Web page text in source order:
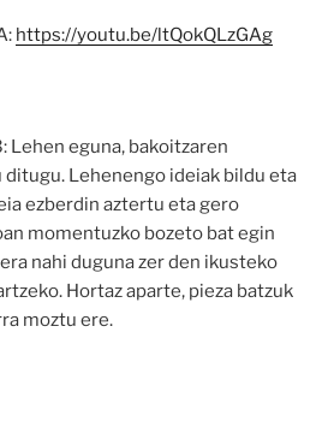
https://youtu.be/ltQokQLzGAg
Lehen eguna, bakoitzaren
ditugu. Lehenengo ideiak bildu eta
ezberdin aztertu eta gero
momentuzko bozeto bat egin
nahi duguna zer den ikusteko
Hortaz aparte, pieza batzuk
moztu ere.